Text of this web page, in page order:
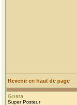
Revenir en haut de page
Gnata
Super Posteur